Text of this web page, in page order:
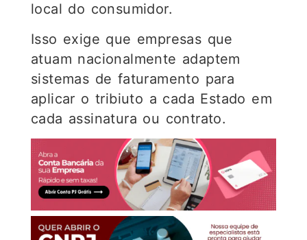
local do consumidor.
Isso exige que empresas que
atuam nacionalmente adaptem
sistemas de faturamento para
aplicar o tribiuto a cada Estado em
cada assinatura ou contrato.